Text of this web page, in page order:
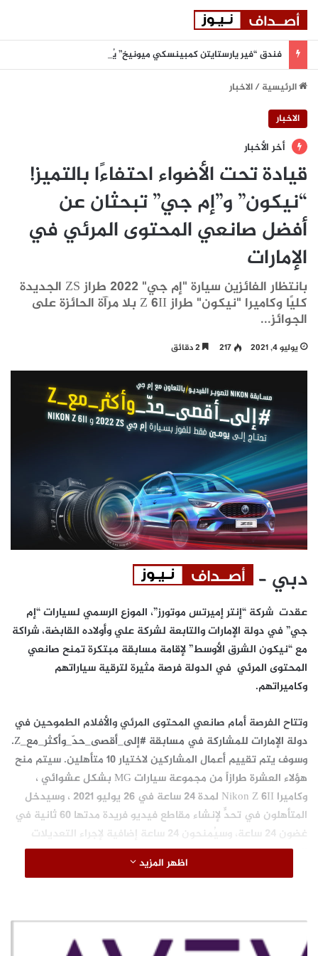
الرئيسية/الاخبار
الاخبار
أخر الأخبار
قيادة تحت الأضواء احتفاءًا بالتميز!
“نيكون” و”إم جي” تبحثان عن
أفضل صانعي المحتوى المرئي في
الإمارات
بانتظار الفائزين سيارة "إم جي" 2022 طراز ZS الجديدة
كليًا وكاميرا "نيكون" طراز Z 6II بلا مرآة الحائزة على
الجوائز...
يوليو 4, 2021 217
دبي –
عقدت شركة “إنتر إميرتس موتورز”، الموزع الرسمي لسيارات “إم
جي” في دولة الإمارات والتابعة لشركة علي وأولاده القابضة، شراكة
مع “نيكون الشرق الأوسط” لإقامة مسابقة مبتكرة تمنح صانعي
المحتوى المرئي في الدولة فرصة مثيرة لترقية سياراتهم
وكاميراتهم.
وتتاح الفرصة أمام صانعي المحتوى المرئي والأفلام الطموحين في
دولة الإمارات للمشاركة في مسابقة #إلى_أقصى_حدّ_وأكثر_مع_Z.
وسوف يتم تقييم أعمال المشاركين لاختيار 10 متأهلين. سيتم منح
هؤلاء العشرة طرازاً من مجموعة سيارات MG بشكل عشوائي ،
وكاميرا Nikon Z 6II لمدة 24 ساعة في 26 يوليو 2021 ، وسيدخل
المتأهلون في تحدٍّ لإنشاء مقاطع فيديو فريدة مدتها 60 ثانية في
غضون 24 ساعة، وسيُمنحون 24 ساعة إضافية لإجراء التعديلات
النهائية على قصصهم المرئية قبل تقديمها.
وسيُعلن عن الفائزين في 15 أغسطس المقبل، وستتاح أمامهم
تعمل بلا مرآة؛ “نيكون” من طراز Z 6II، مع عدسة “نيكور”.
وبهذه المناسبة، قالهشام الصحن المدير العام لشركة “إنتر
اظهر المزيد
ڤ